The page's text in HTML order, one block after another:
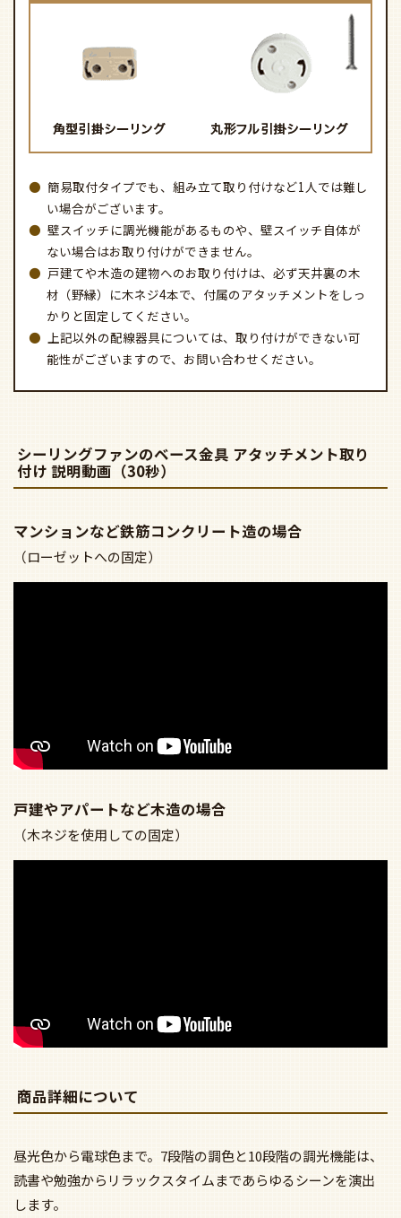
簡易取付タイプでも、組み立て取り付けなど1人では難し
い場合がございます。
壁スイッチに調光機能があるものや、壁スイッチ自体が
ない場合はお取り付けができません。
戸建てや木造の建物へのお取り付けは、必ず天井裏の木
材（野縁）に木ネジ4本で、付属のアタッチメントをしっ
かりと固定してください。
上記以外の配線器具については、取り付けができない可
能性がございますので、お問い合わせください。
シーリングファンのベース金具 アタッチメント取り
付け 説明動画（30秒）
マンションなど鉄筋コンクリート造の場合
（ローゼットへの固定）
戸建やアパートなど木造の場合
（木ネジを使用しての固定）
商品詳細について
昼光色から電球色まで。7段階の調色と10段階の調光機能は、
読書や勉強からリラックスタイムまであらゆるシーンを演出
します。